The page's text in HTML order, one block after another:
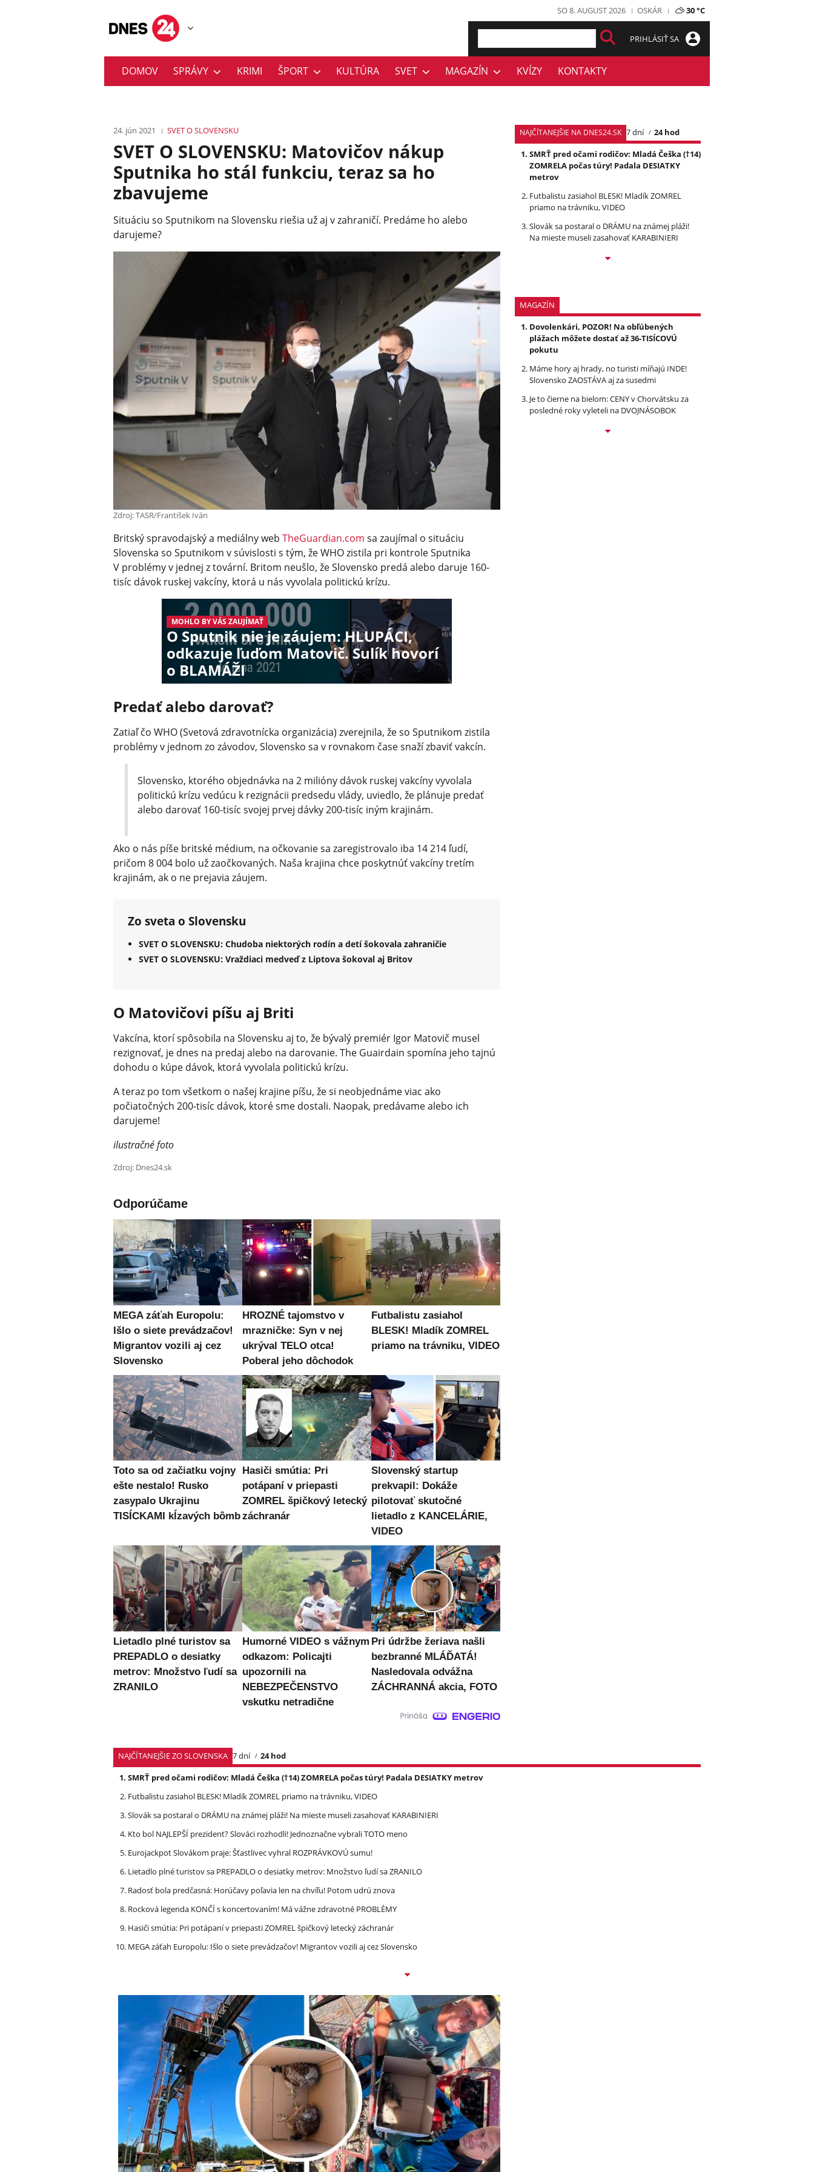
SO 8. AUGUST 2026 OSKÁR 30 °C
PRIHLÁSIŤ SA
DOMOV SPRÁVY KRIMI ŠPORT KULTÚRA SVET MAGAZÍN KVÍZY KONTAKTY
24. jún 2021 SVET O SLOVENSKU
SVET O SLOVENSKU: Matovičov nákup
Sputnika ho stál funkciu, teraz sa ho
zbavujeme
Situáciu so Sputnikom na Slovensku riešia už aj v zahraničí. Predáme ho alebo
darujeme?
Zdroj: TASR/František Iván
Britský spravodajský a mediálny web TheGuardian.com sa zaujímal o situáciu
Slovenska so Sputnikom v súvislosti s tým, že WHO zistila pri kontrole Sputnika
V problémy v jednej z tovární. Britom neušlo, že Slovensko predá alebo daruje 160-
tisíc dávok ruskej vakcíny, ktorá u nás vyvolala politickú krízu.
MOHLO BY VÁS ZAUJÍMAŤ
O Sputnik nie je záujem: HLUPÁCI,
odkazuje ľuďom Matovič. Sulík hovorí
o BLAMÁŽI
Predať alebo darovať?
Zatiaľ čo WHO (Svetová zdravotnícka organizácia) zverejnila, že so Sputnikom zistila
problémy v jednom zo závodov, Slovensko sa v rovnakom čase snaží zbaviť vakcín.
Slovensko, ktorého objednávka na 2 milióny dávok ruskej vakcíny vyvolala
politickú krízu vedúcu k rezignácii predsedu vlády, uviedlo, že plánuje predať
alebo darovať 160-tisíc svojej prvej dávky 200-tisíc iným krajinám.
Ako o nás píše britské médium, na očkovanie sa zaregistrovalo iba 14 214 ľudí,
pričom 8 004 bolo už zaočkovaných. Naša krajina chce poskytnúť vakcíny tretím
krajinám, ak o ne prejavia záujem.
Zo sveta o Slovensku
SVET O SLOVENSKU: Chudoba niektorých rodín a detí šokovala zahraničie
SVET O SLOVENSKU: Vraždiaci medveď z Liptova šokoval aj Britov
O Matovičovi píšu aj Briti
Vakcína, ktorí spôsobila na Slovensku aj to, že bývalý premiér Igor Matovič musel
rezignovať, je dnes na predaj alebo na darovanie. The Guairdain spomína jeho tajnú
dohodu o kúpe dávok, ktorá vyvolala politickú krízu.
A teraz po tom všetkom o našej krajine píšu, že si neobjednáme viac ako
počiatočných 200-tisíc dávok, ktoré sme dostali. Naopak, predávame alebo ich
darujeme!
ilustračné foto
Zdroj: Dnes24.sk
Odporúčame
MEGA záťah Europolu:
Išlo o siete prevádzačov!
Migrantov vozili aj cez
Slovensko
HROZNÉ tajomstvo v
mrazničke: Syn v nej
ukrýval TELO otca!
Poberal jeho dôchodok
Futbalistu zasiahol
BLESK! Mladík ZOMREL
priamo na trávniku, VIDEO
Toto sa od začiatku vojny
ešte nestalo! Rusko
zasypalo Ukrajinu
TISÍCKAMI kĺzavých bômb
Hasiči smútia: Pri
potápaní v priepasti
ZOMREL špičkový letecký
záchranár
Slovenský startup
prekvapil: Dokáže
pilotovať skutočné
lietadlo z KANCELÁRIE,
VIDEO
Lietadlo plné turistov sa
PREPADLO o desiatky
metrov: Množstvo ľudí sa
ZRANILO
Humorné VIDEO s vážnym
odkazom: Policajti
upozornili na
NEBEZPEČENSTVO
vskutku netradične
Pri údržbe žeriava našli
bezbranné MLÁĎATÁ!
Nasledovala odvážna
ZÁCHRANNÁ akcia, FOTO
NAJČÍTANEJŠIE NA DNES24.SK 7 dní
24 hod
SMRŤ pred očami rodičov: Mladá Češka (†14)
ZOMRELA počas túry! Padala DESIATKY
metrov
Futbalistu zasiahol BLESK! Mladík ZOMREL
priamo na trávniku, VIDEO
Slovák sa postaral o DRÁMU na známej pláži!
Na mieste museli zasahovať KARABINIERI
MAGAZÍN
Dovolenkári, POZOR! Na obľúbených
plážach môžete dostať až 36-TISÍCOVÚ
pokutu
Máme hory aj hrady, no turisti míňajú INDE!
Slovensko ZAOSTÁVA aj za susedmi
Je to čierne na bielom: CENY v Chorvátsku za
posledné roky vyleteli na DVOJNÁSOBOK
NAJČÍTANEJŠIE ZO SLOVENSKA 7 dní
24 hod
SMRŤ pred očami rodičov: Mladá Češka (†14) ZOMRELA počas túry! Padala DESIATKY metrov
Futbalistu zasiahol BLESK! Mladík ZOMREL priamo na trávniku, VIDEO
Slovák sa postaral o DRÁMU na známej pláži! Na mieste museli zasahovať KARABINIERI
Kto bol NAJLEPŠÍ prezident? Slováci rozhodli! Jednoznačne vybrali TOTO meno
Eurojackpot Slovákom praje: Šťastlivec vyhral ROZPRÁVKOVÚ sumu!
Lietadlo plné turistov sa PREPADLO o desiatky metrov: Množstvo ľudí sa ZRANILO
Radosť bola predčasná: Horúčavy poľavia len na chvíľu! Potom udrú znova
Rocková legenda KONČÍ s koncertovaním! Má vážne zdravotné PROBLÉMY
Hasiči smútia: Pri potápaní v priepasti ZOMREL špičkový letecký záchranár
MEGA záťah Europolu: Išlo o siete prevádzačov! Migrantov vozili aj cez Slovensko